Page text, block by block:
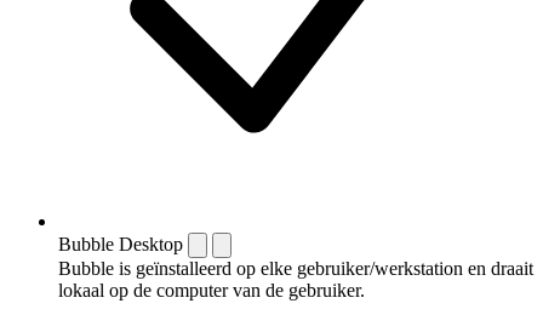
Bubble Desktop
Bubble is geïnstalleerd op elke gebruiker/werkstation en draait
lokaal op de computer van de gebruiker.